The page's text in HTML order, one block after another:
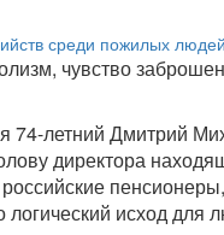
чувство
летний Дмитрий
директора
логический исход